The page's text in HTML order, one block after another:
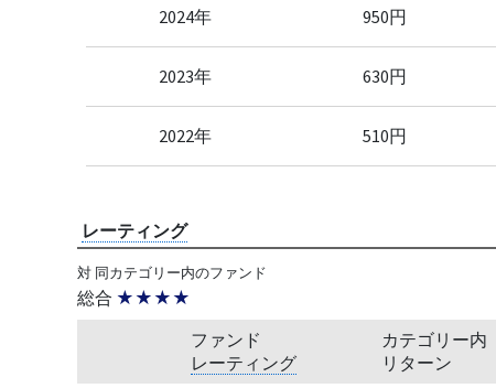
2024年 950円
2023年 630円
2022年 510円
レーティング
対 同カテゴリー内のファンド
総合 ★★★★
ファンド
レーティング
カテゴリー内
リターン